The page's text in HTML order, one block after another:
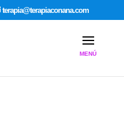
terapia@terapiaconana.com